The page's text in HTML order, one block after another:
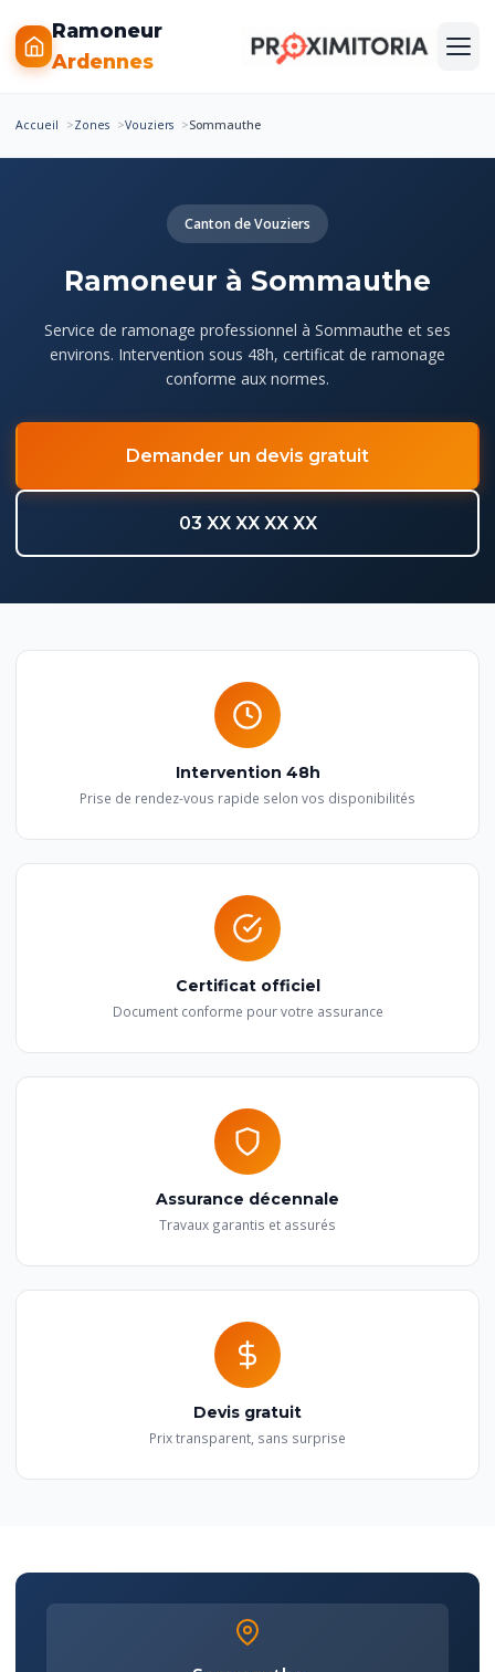
Ramoneur
Ardennes
Accueil Zones Vouziers Sommauthe
Canton de Vouziers
Ramoneur à Sommauthe
Service de ramonage professionnel à Sommauthe et ses
environs. Intervention sous 48h, certificat de ramonage
conforme aux normes.
Demander un devis gratuit
03 XX XX XX XX
Intervention 48h
Prise de rendez-vous rapide selon vos disponibilités
Certificat officiel
Document conforme pour votre assurance
Assurance décennale
Travaux garantis et assurés
Devis gratuit
Prix transparent, sans surprise